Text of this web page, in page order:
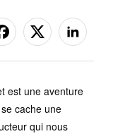
est une aventure
cache une
qui nous